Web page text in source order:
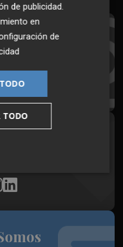
Boletín
hora en tu email
medio
de publicidad
en
de
TODO